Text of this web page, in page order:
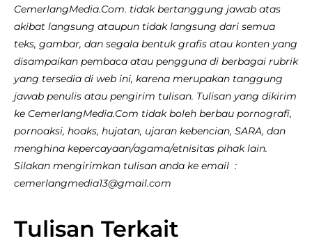
CemerlangMedia.Com. tidak bertanggung jawab atas
akibat langsung ataupun tidak langsung dari semua
teks, gambar, dan segala bentuk grafis atau konten yang
disampaikan pembaca atau pengguna di berbagai rubrik
yang tersedia di web ini, karena merupakan tanggung
jawab penulis atau pengirim tulisan. Tulisan yang dikirim
ke CemerlangMedia.Com tidak boleh berbau pornografi,
pornoaksi, hoaks, hujatan, ujaran kebencian, SARA, dan
menghina kepercayaan/agama/etnisitas pihak lain.
Silakan mengirimkan tulisan anda ke email :
cemerlangmedia13@gmail.com
Tulisan Terkait